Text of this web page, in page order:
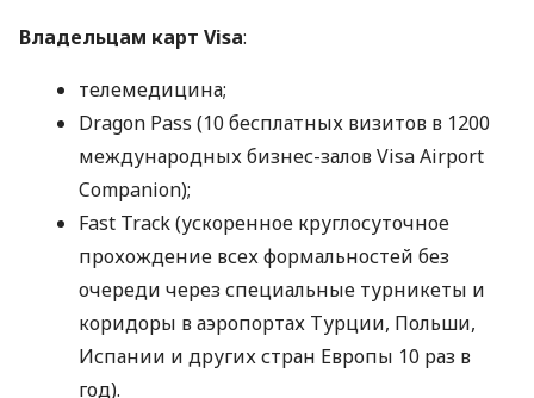
Владельцам карт Visa:
телемедицина;
Dragon Pass (10 бесплатных визитов в 1200
международных бизнес-залов Visa Airport
Companion);
Fast Track (ускоренное круглосуточное
прохождение всех формальностей без
очереди через специальные турникеты и
коридоры в аэропортах Турции, Польши,
Испании и других стран Европы 10 раз в
год).